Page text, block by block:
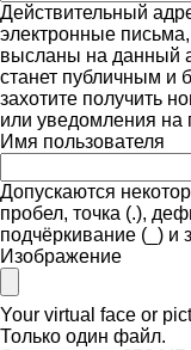
Действительный
электронные
высланы на данный
станет публичным и
захотите получить
или уведомления на
Имя пользователя
Допускаются
пробел, точка (.),
подчёркивание (_) и
Изображение
Your virtual face or
Только один файл.